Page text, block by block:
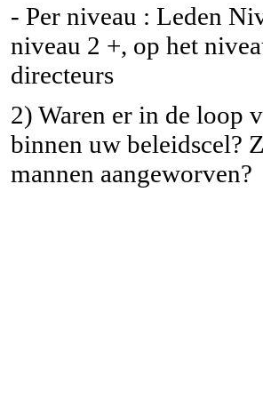
- Per niveau : Leden
niveau 2 +, op het
directeurs
2) Waren er in de loop
binnen uw beleidscel?
mannen aangeworven?